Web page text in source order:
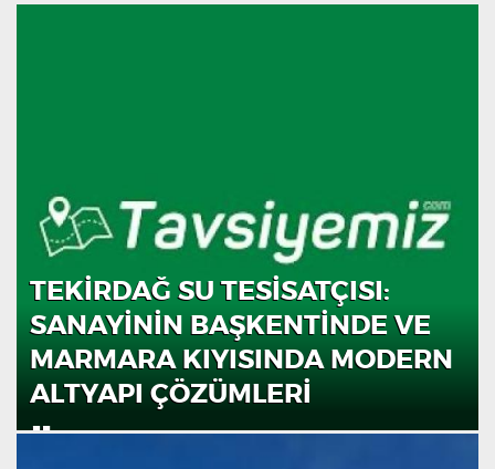
TEKIRDAĞ SU TESISATÇISI:
SANAYININ BAŞKENTINDE VE
MARMARA KIYISINDA MODERN
ALTYAPI ÇÖZÜMLERI